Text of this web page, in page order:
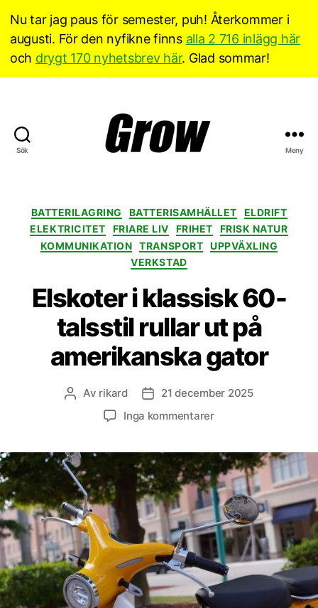
Nu tar jag paus för semester, puh! Återkommer i
augusti. För den nyfikne finns alla 2 716 inlägg här
och drygt 170 nyhetsbrev här. Glad sommar!
Sök Meny
Kategorier
BATTERILAGRING BATTERISAMHÄLLET
ELDRIFT
ELEKTRICITET
FRIARE LIV FRIHET
FRISK NATUR
KOMMUNIKATION
TRANSPORT UPPVÄXLING
VERKSTAD
Elskoter i klassisk 60-
talsstil rullar ut på
amerikanska gator
Inläggsförfattare
Av rikard Inläggsdatum
21 december 2025
Inga kommentarertill
klassisk
60-
talsstil
rullar
ut
på
amerikanska
gator